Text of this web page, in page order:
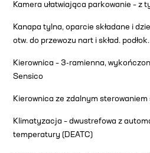
Kamera ułatwiająca parkowanie – z
Kanapa tylna, oparcie składane i
otw. do przewozu nart i skład. podłok.
Kierownica – 3-ramienna,
Sensico
Kierownica ze zdalnym
Klimatyzacja – dwustrefowa z
temperatury (DEATC)